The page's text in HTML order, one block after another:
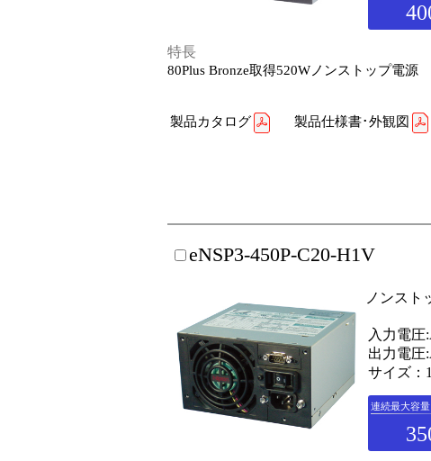
特長
80Plus Bronze取得520Wノンストップ電源
製品カタログ 製品仕様書･外観図
eNSP3-450P-C20-H1V
ノンスト
入力電圧
出力電圧
サイズ：
連続最大容量